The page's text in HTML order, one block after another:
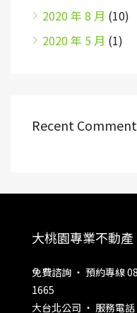
2020 年 8 月 (10)
2020 年 5 月 (1)
Recent
大桃園專業不動產
免費諮詢 ‧ 預約專線
1665
大台北公司 ‧ 服務電